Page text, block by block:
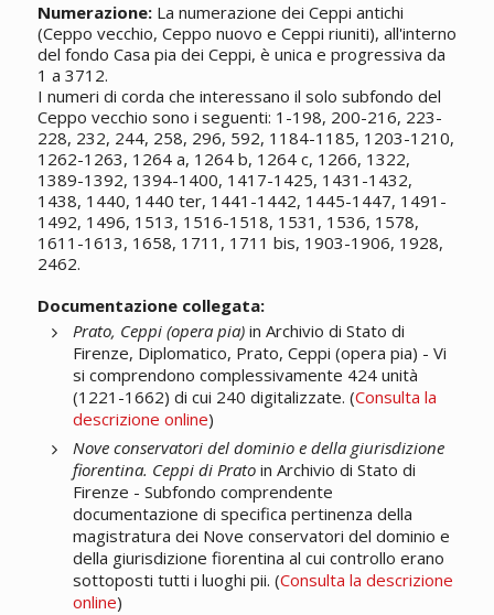
Numerazione:La numerazione dei Ceppi antichi
(Ceppo vecchio, Ceppo nuovo e Ceppi riuniti), all'interno
del fondo Casa pia dei Ceppi, è unica e progressiva da
1 a 3712.
I numeri di corda che interessano il solo subfondo del
Ceppo vecchio sono i seguenti: 1-198, 200-216, 223-
228, 232, 244, 258, 296, 592, 1184-1185, 1203-1210,
1262-1263, 1264 a, 1264 b, 1264 c, 1266, 1322,
1389-1392, 1394-1400, 1417-1425, 1431-1432,
1438, 1440, 1440 ter, 1441-1442, 1445-1447, 1491-
1492, 1496, 1513, 1516-1518, 1531, 1536, 1578,
1611-1613, 1658, 1711, 1711 bis, 1903-1906, 1928,
2462.
Documentazione collegata:
Prato, Ceppi (opera pia)in Archivio di Stato di
Firenze, Diplomatico, Prato, Ceppi (opera pia) - Vi
si comprendono complessivamente 424 unità
(1221-1662) di cui 240 digitalizzate. (Consulta la
descrizione online)
Nove conservatori del dominio e della giurisdizione
fiorentina. Ceppi di Pratoin Archivio di Stato di
Firenze - Subfondo comprendente
documentazione di specifica pertinenza della
magistratura dei Nove conservatori del dominio e
della giurisdizione fiorentina al cui controllo erano
sottoposti tutti i luoghi pii. (Consulta la descrizione
online)